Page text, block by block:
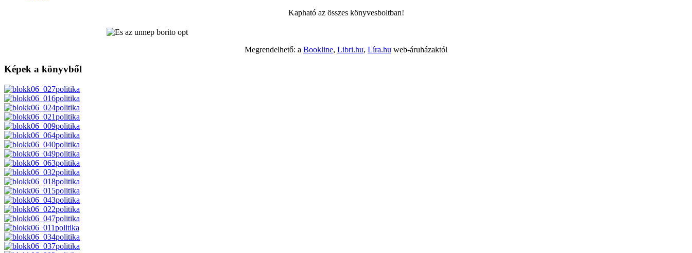
Kapható az összes könyvesboltban!
Megrendelhető: a Bookline, Libri.hu, Líra.hu web-áruházaktól
Képek a könyvből